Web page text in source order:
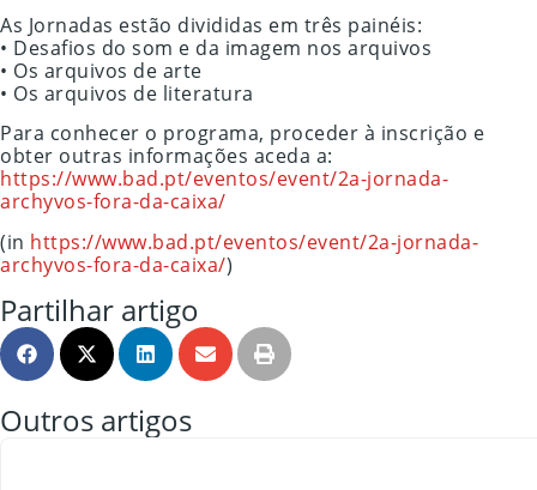
As Jornadas estão divididas em três painéis:
• Desafios do som e da imagem nos arquivos
• Os arquivos de arte
• Os arquivos de literatura
Para conhecer o programa, proceder à inscrição e
obter outras informações aceda a:
https://www.bad.pt/eventos/event/2a-jornada-
archyvos-fora-da-caixa/
(in https://www.bad.pt/eventos/event/2a-jornada-
archyvos-fora-da-caixa/)
Partilhar artigo
Outros artigos